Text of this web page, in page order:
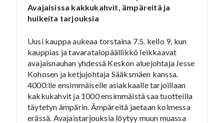
Avajaisissa kakkukahvit, ämpäreitä ja
huikeita tarjouksia
Uusi kauppa aukeaa torstaina 7.5. kello 9, kun
kauppias ja tavaratalopäällikkö leikkaavat
avajaisnauhan yhdessä Keskon aluejohtaja Jesse
Kohosen ja ketjujohtaja Sääksmäen kanssa.
4000:lle ensimmäiselle asiakkaalle tarjoillaan
kakkukahvit ja 1000 ensimmäistä saa tuotteilla
täytetyn ämpärin. Ämpäreitä jaetaan kolmessa
erässä. Avajaistarjouksia löytyy muun muassa